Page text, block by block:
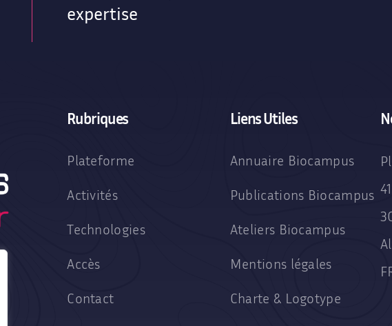
expertise
Rubriques
Plateforme
Activités
Technologies
Accès
Contact
Liens Utiles
Annuaire Biocampus
Publications Biocampus
Ateliers Biocampus
Mentions légales
Charte & Logotype